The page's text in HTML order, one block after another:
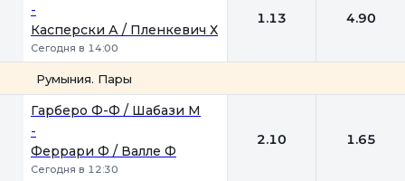
-
Касперски А / Пленкевич Х
Сегодня в 14:00
1.13 4.90
Румыния. Пары
Гарберо Ф-Ф / Шабази М
-
Феррари Ф / Валле Ф
Сегодня в 12:30
2.10 1.65